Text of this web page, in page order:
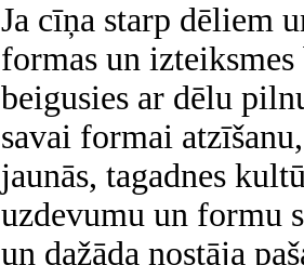
Ja cīņa starp dēliem
formas un
beigusies ar dēlu
savai formai
jaunās, tagadnes
uzdevumu un formu
un dažāda nostāja